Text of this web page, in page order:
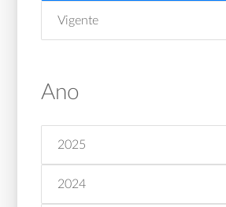
Vigente
Ano
2025
2024